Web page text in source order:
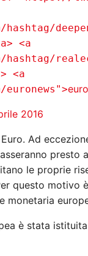
<a
<a
2016
Ad
presto
le proprie
questo
monetaria
è stata